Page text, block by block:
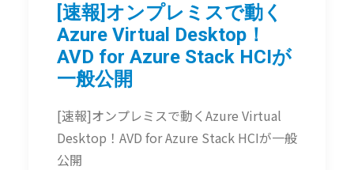
[速報]オンプレミスで動く
Azure Virtual Desktop！
AVD for Azure Stack HCIが
一般公開
[速報]オンプレミスで動くAzure Virtual
Desktop！AVD for Azure Stack HCIが一般
公開